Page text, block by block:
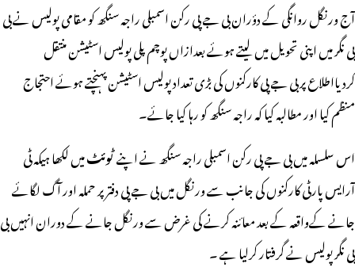
آج ورنگل روانگی کے دؤران بی جے پی رکن اسمبلی راجہ سنگھ کو مقامی پولیس نے بی
بی نگر میں اپنی تحویل میں لیتے ہوئے بعدازاں پوچم پلی پولیس اسٹیشن منتقل
کردیااطلاع پر بی جے پی کارکنوں کی بڑی تعداد پولیس اسٹیشن پہنچتے ہوئے احتجاج
منظم کیا اور مطالبہ کیا کہ راجہ سنگھ کو رہا کیا جائے۔
اس سلسلہ میں بی جے پی رکن اسمبلی راجہ سنگھ نے اپنےٹوئٹمیں لکھا ہیکہ ٹی
آرایس پارٹی کارکنوں کی جانب سے ورنگل میں بی جے پی دفتر پر حملہ اور آگ لگائے
جانے کےواقعہ کے بعد معائنہ کرنے کی غرض سے ورنگل جانے کے دوران انہیں بی
بی نگر پولیس نے گرفتار کرلیا ہے ۔